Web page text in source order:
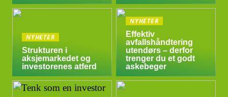
NYHETER
Strukturen i
aksjemarkedet og
investorenes atferd
NYHETER
Effektiv
avfallshåndtering
utendørs – derfor
trenger du et godt
askebeger